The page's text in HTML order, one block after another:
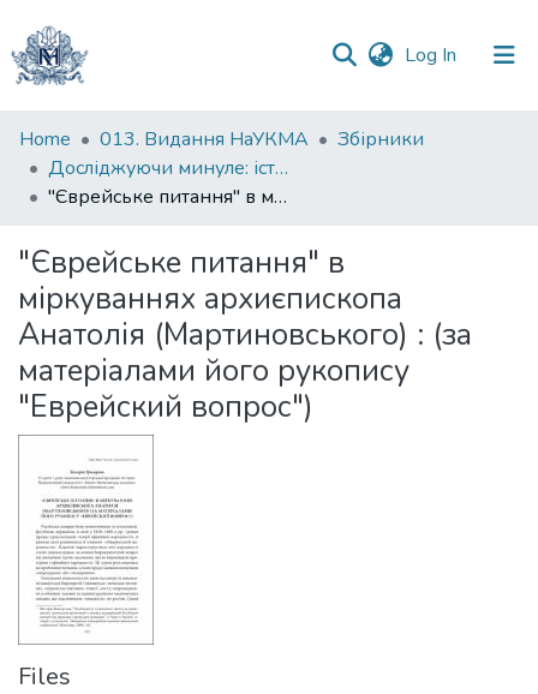
Log In (current)
Communities
&
Collections
Statistics
Home 013. Видання НаУКМА
Збірники
Досліджуючи минуле: історик та історичні студії перед викликами сьогодення
"Єврейське питання" в міркуваннях архиєпископа Анатолія (Мартиновського) : (за матеріалами його рукопису "Еврейский вопрос")
"Єврейське питання" в
міркуваннях архиєпископа
Анатолія (Мартиновського) : (за
матеріалами його рукопису
"Еврейский вопрос")
Files